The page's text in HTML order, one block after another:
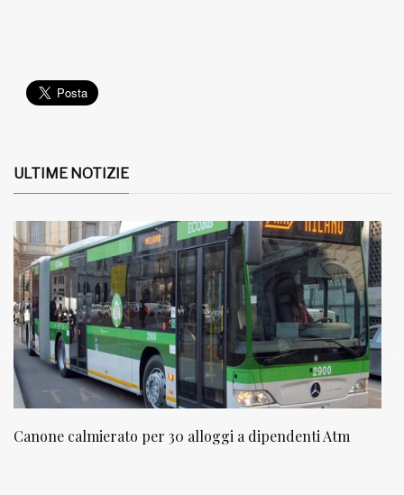
ULTIME NOTIZIE
Canone calmierato per 30 alloggi a dipendenti Atm